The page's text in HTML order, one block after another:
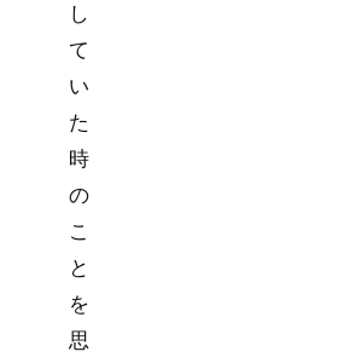
し
て
い
た
時
の
こ
と
を
思